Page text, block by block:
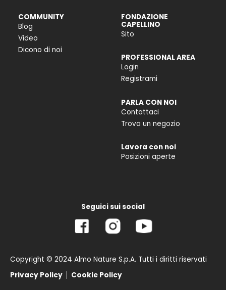
COMMUNITY
Blog
Video
Dicono di noi
FONDAZIONE
CAPELLINO
Sito
PROFESSIONAL AREA
Login
Registrami
PARLA CON NOI
Contattaci
Trova un negozio
Lavora con noi
Posizioni aperte
Seguici sui social
Copyright © 2024 Almo Nature S.p.A. Tutti i diritti riservati
Privacy Policy
Cookie Policy